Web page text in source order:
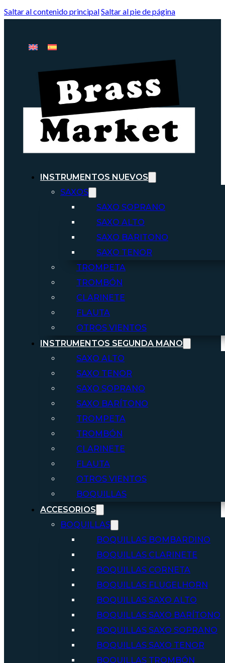
Saltar al contenido principalSaltar al pie de página
INSTRUMENTOS NUEVOS
SAXOS
SAXO SOPRANO
SAXO ALTO
SAXO BARITONO
SAXO TENOR
TROMPETA
TROMBÓN
CLARINETE
FLAUTA
OTROS VIENTOS
INSTRUMENTOS SEGUNDA MANO
SAXO ALTO
SAXO TENOR
SAXO SOPRANO
SAXO BARÍTONO
TROMPETA
TROMBÓN
CLARINETE
FLAUTA
OTROS VIENTOS
BOQUILLAS
ACCESORIOS
BOQUILLAS
BOQUILLAS BOMBARDINO
BOQUILLAS CLARINETE
BOQUILLAS CORNETA
BOQUILLAS FLUGELHORN
BOQUILLAS SAXO ALTO
BOQUILLAS SAXO BARÍTONO
BOQUILLAS SAXO SOPRANO
BOQUILLAS SAXO TENOR
BOQUILLAS TROMBÓN